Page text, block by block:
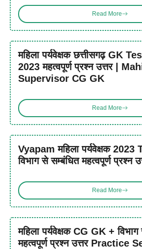
Read More
महिला पर्यवेक्षक छत्तीसगढ़ GK
2023 महत्वपूर्ण प्रश्न उत्तर |
Supervisor CG GK
Read More
Vyapam महिला पर्यवेक्षक
विभाग से सम्बंधित महत्वपूर्ण प्रश्न
Read More
महिला पर्यवेक्षक CG GK +
महत्वपूर्ण प्रश्न उत्तर Practice